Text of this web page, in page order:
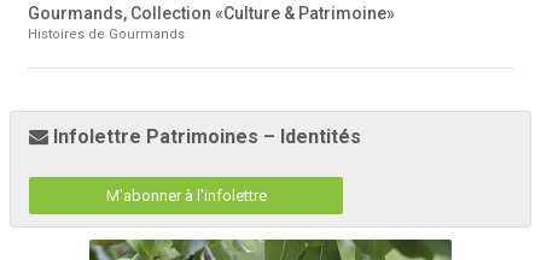
Gourmands, Collection «Culture & Patrimoine»
Histoires de Gourmands
Infolettre Patrimoines – Identités
M'abonner à l'infolettre